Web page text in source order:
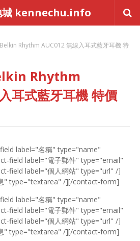
城 kennechu.info
Belkin Rhythm AUC012 無線入耳式藍牙耳機 特
Rhythm
耳式藍牙耳機 特價
label="名稱" type="name"
field label="電子郵件" type="email"
field label="個人網站" type="url" /]
" type="textarea" /][/contact-form]
label="名稱" type="name"
field label="電子郵件" type="email"
field label="個人網站" type="url" /]
" type="textarea" /][/contact-form]